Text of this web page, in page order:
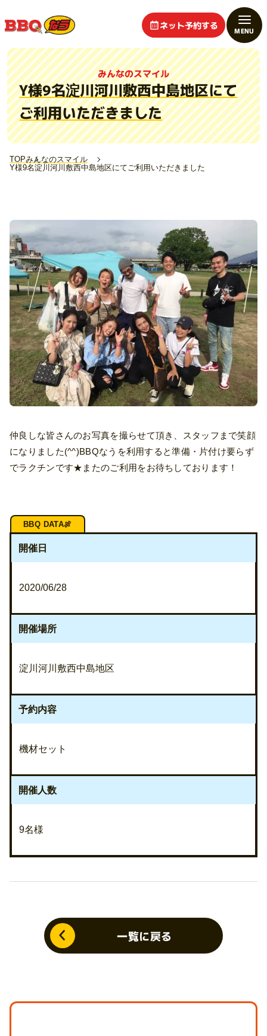
ネット予約する
みんなのスマイル
Y様9名淀川河川敷西中島地区にて
ご利用いただきました
TOPみんなのスマイル
Y様9名淀川河川敷西中島地区にてご利用いただきました
仲良しな皆さんのお写真を撮らせて頂き、スタッフまで笑顔
になりました(^^)BBQなうを利用すると準備・片付け要らず
でラクチンです★またのご利用をお待ちしております！
開催日
2020/06/28
開催場所
淀川河川敷西中島地区
予約内容
機材セット
開催人数
9名様
一覧に戻る